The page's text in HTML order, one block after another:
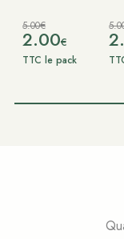
5.00€
2.00€
TTC le pack